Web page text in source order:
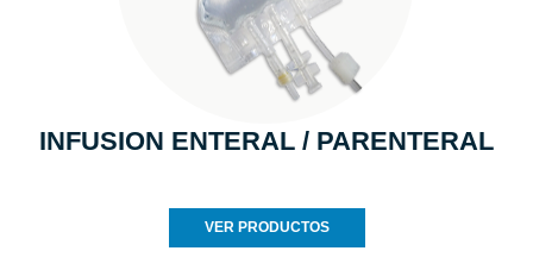
INFUSION ENTERAL / PARENTERAL
VER PRODUCTOS